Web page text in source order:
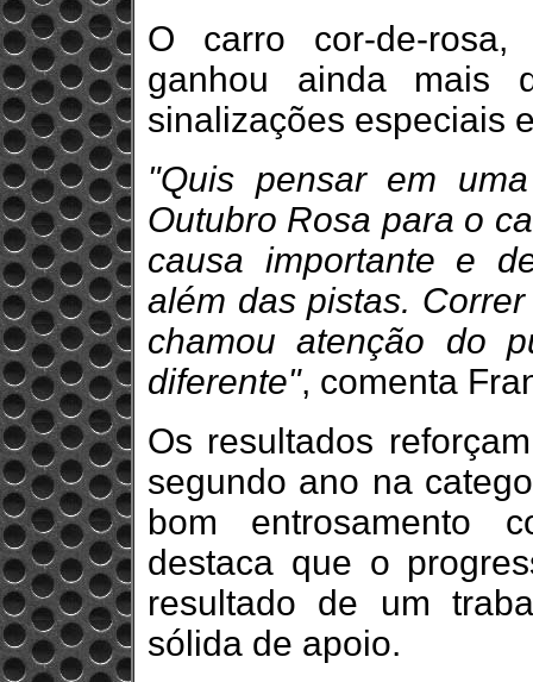
O carro cor-de-
ganhou ainda mais
sinalizações especiais
"Quis pensar em
Outubro Rosa para o
causa importante e
além das pistas.
chamou atenção do
diferente", comenta
Os resultados
segundo ano na
bom entrosamento
destaca que o
resultado de um
sólida de apoio.